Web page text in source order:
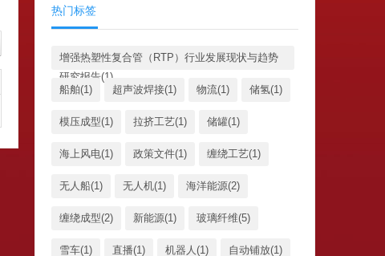
热门标签
增强热塑性复合管（RTP）行业发展现状与趋势
研究报告(1)
船舶(1)
超声波焊接(1) 物流(1) 储氢(1)
模压成型(1) 拉挤工艺(1) 储罐(1)
海上风电(1) 政策文件(1) 缠绕工艺(1)
无人船(1) 无人机(1) 海洋能源(2)
缠绕成型(2) 新能源(1) 玻璃纤维(5)
雪车(1) 直播(1) 机器人(1) 自动铺放(1)